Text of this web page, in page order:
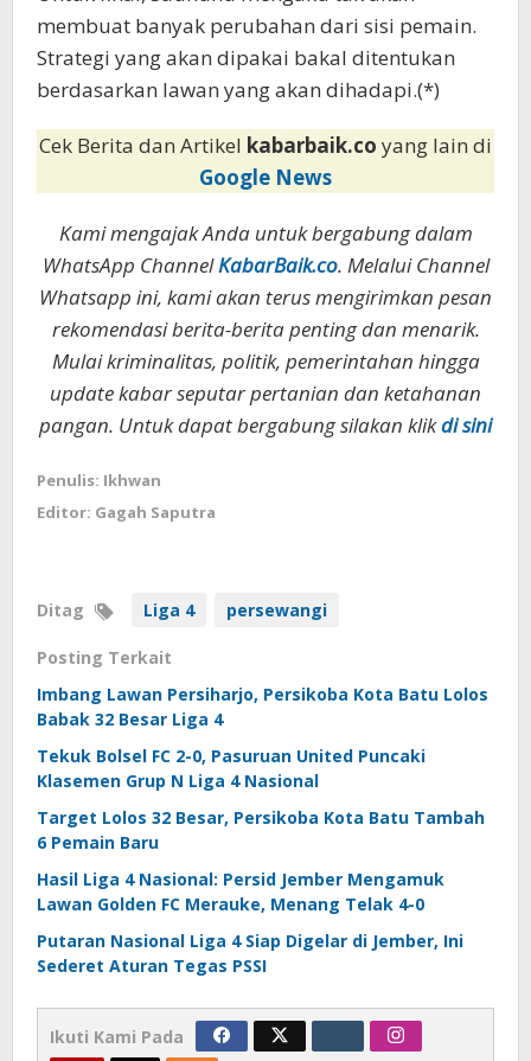
membuat banyak perubahan dari sisi pemain.
Strategi yang akan dipakai bakal ditentukan
berdasarkan lawan yang akan dihadapi.(*)
Cek Berita dan Artikel kabarbaik.co yang lain di
Google News
Kami mengajak Anda untuk bergabung dalam
WhatsApp ChannelKabarBaik.co. Melalui Channel
Whatsapp ini, kami akan terus mengirimkan pesan
rekomendasi berita-berita penting dan menarik.
Mulai kriminalitas, politik, pemerintahan hingga
update kabar seputar pertanian dan ketahanan
pangan. Untuk dapat bergabung silakan klikdi sini
Penulis: Ikhwan
Editor: Gagah Saputra
Ditag Liga 4 persewangi
Posting Terkait
Imbang Lawan Persiharjo, Persikoba Kota Batu Lolos
Babak 32 Besar Liga 4
Tekuk Bolsel FC 2-0, Pasuruan United Puncaki
Klasemen Grup N Liga 4 Nasional
Target Lolos 32 Besar, Persikoba Kota Batu Tambah
6 Pemain Baru
Hasil Liga 4 Nasional: Persid Jember Mengamuk
Lawan Golden FC Merauke, Menang Telak 4-0
Putaran Nasional Liga 4 Siap Digelar di Jember, Ini
Sederet Aturan Tegas PSSI
Ikuti Kami Pada